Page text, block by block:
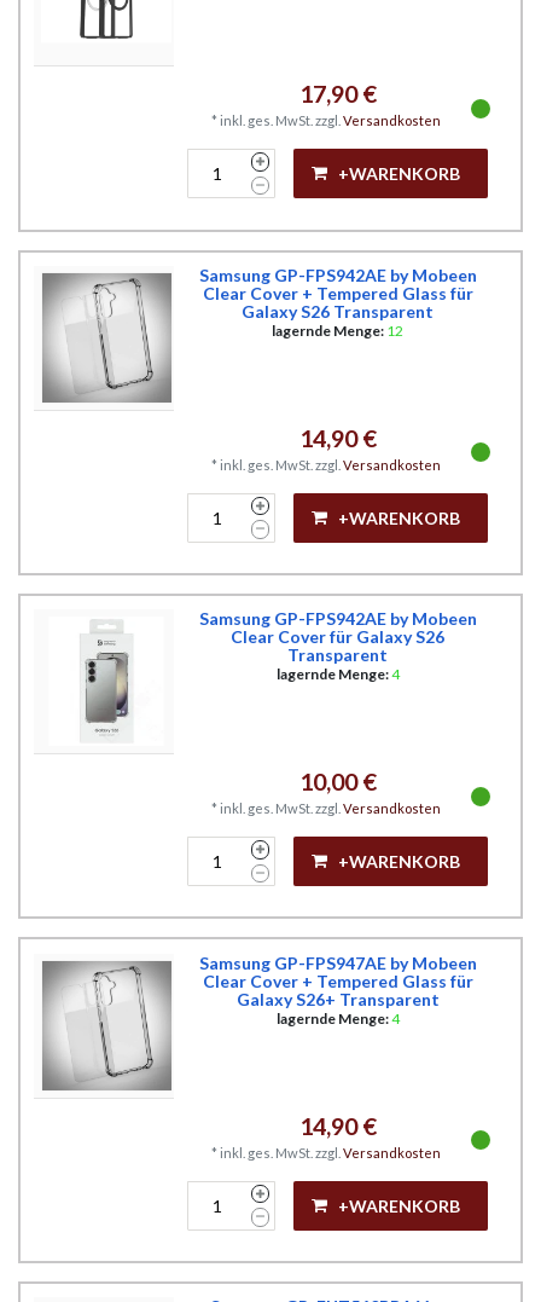
17,90 €
* inkl. ges. MwSt. zzgl. Versandkosten
+WARENKORB
Samsung GP-FPS942AE by Mobeen
Clear Cover + Tempered Glass für
Galaxy S26 Transparent
lagernde Menge: 12
14,90 €
* inkl. ges. MwSt. zzgl. Versandkosten
+WARENKORB
Samsung GP-FPS942AE by Mobeen
Clear Cover für Galaxy S26
Transparent
lagernde Menge:4
10,00 €
* inkl. ges. MwSt. zzgl. Versandkosten
+WARENKORB
Samsung GP-FPS947AE by Mobeen
Clear Cover + Tempered Glass für
Galaxy S26+ Transparent
lagernde Menge:4
14,90 €
* inkl. ges. MwSt. zzgl. Versandkosten
+WARENKORB